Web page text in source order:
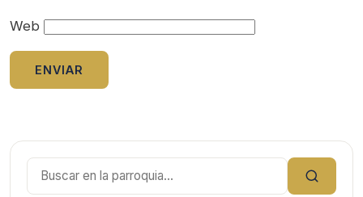
Web
Buscar: